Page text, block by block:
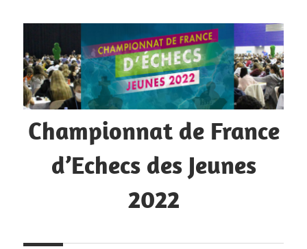
to
content
Championnat de France
d’Echecs des Jeunes
2022